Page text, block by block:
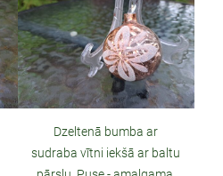
Dzeltenā bumba ar
sudraba vītni iekšā ar baltu